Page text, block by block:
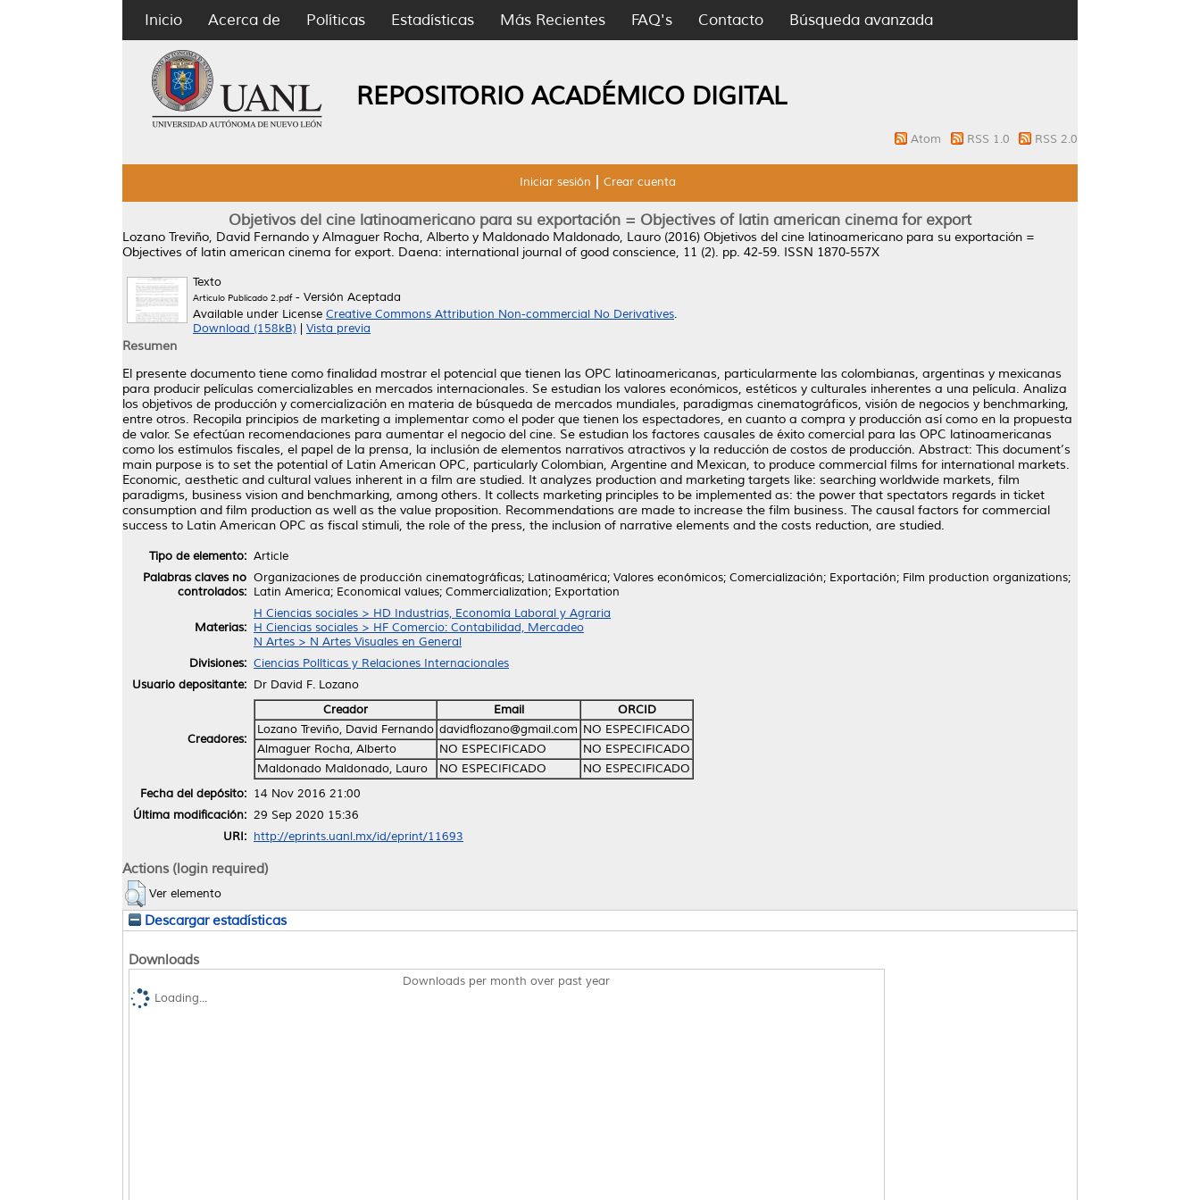
Inicio Acerca de Políticas Estadísticas Más Recientes FAQ's Contacto Búsqueda avanzada
REPOSITORIO ACADÉMICO DIGITAL
Atom RSS 1.0 RSS 2.0
Iniciar sesión Crear cuenta
Objetivos del cine latinoamericano para su exportación = Objectives of latin american cinema for export
Lozano Treviño, David Fernando y Almaguer Rocha, Alberto y Maldonado Maldonado, Lauro (2016) Objetivos del cine latinoamericano para su exportación =
Objectives of latin american cinema for export. Daena: international journal of good conscience, 11 (2). pp. 42-59. ISSN 1870-557X
Texto
Artículo Publicado 2.pdf- Versión Aceptada
Available under License Creative Commons Attribution Non-commercial No Derivatives.
Download (158kB)
Vista previa
Resumen
El presente documento tiene como finalidad mostrar el potencial que tienen las OPC latinoamericanas, particularmente las colombianas, argentinas y mexicanas
para producir películas comercializables en mercados internacionales. Se estudian los valores económicos, estéticos y culturales inherentes a una película. Analiza
los objetivos de producción y comercialización en materia de búsqueda de mercados mundiales, paradigmas cinematográficos, visión de negocios y benchmarking,
entre otros. Recopila principios de marketing a implementar como el poder que tienen los espectadores, en cuanto a compra y producción así como en la propuesta
de valor. Se efectúan recomendaciones para aumentar el negocio del cine. Se estudian los factores causales de éxito comercial para las OPC latinoamericanas
como los estímulos fiscales, el papel de la prensa, la inclusión de elementos narrativos atractivos y la reducción de costos de producción. Abstract: This document’s
main purpose is to set the potential of Latin American OPC, particularly Colombian, Argentine and Mexican, to produce commercial films for international markets.
Economic, aesthetic and cultural values inherent in a film are studied. It analyzes production and marketing targets like: searching worldwide markets, film
paradigms, business vision and benchmarking, among others. It collects marketing principles to be implemented as: the power that spectators regards in ticket
consumption and film production as well as the value proposition. Recommendations are made to increase the film business. The causal factors for commercial
success to Latin American OPC as fiscal stimuli, the role of the press, the inclusion of narrative elements and the costs reduction, are studied.
Tipo de elemento: Article
Palabras claves no
controlados:
Organizaciones de producción cinematográficas; Latinoamérica; Valores económicos; Comercialización; Exportación; Film production organizations;
Latin America; Economical values; Commercialization; Exportation
Materias:
H Ciencias sociales > HD Industrias, Economía Laboral y Agraria
H Ciencias sociales > HF Comercio: Contabilidad, Mercadeo
N Artes > N Artes Visuales en General
Divisiones: Ciencias Políticas y Relaciones Internacionales
Usuario depositante: Dr David F. Lozano
Creadores:
Creador Email
ORCID
Lozano Treviño, David Fernando davidflozano@gmail.com NO ESPECIFICADO
Almaguer Rocha, Alberto
NO ESPECIFICADO
NO ESPECIFICADO
Maldonado Maldonado, Lauro
NO ESPECIFICADO
NO ESPECIFICADO
Fecha del depósito: 14 Nov 2016 21:00
Última modificación: 29 Sep 2020 15:36
URI: http://eprints.uanl.mx/id/eprint/11693
Actions (login required)
Ver elemento
Descargar estadísticas
Downloads
Downloads per month over past year
Loading...